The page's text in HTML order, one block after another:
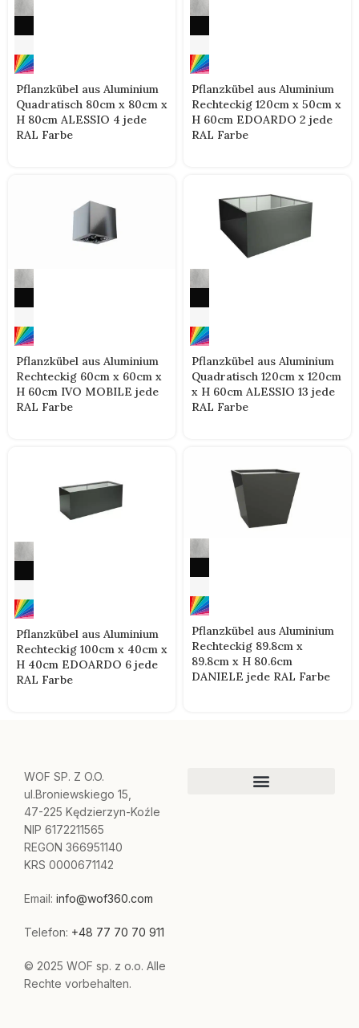
Pflanzkübel aus Aluminium
Quadratisch 80cm x 80cm x
H 80cm ALESSIO 4 jede
RAL Farbe
Pflanzkübel aus Aluminium
Rechteckig 120cm x 50cm x
H 60cm EDOARDO 2 jede
RAL Farbe
Pflanzkübel aus Aluminium
Rechteckig 60cm x 60cm x
H 60cm IVO MOBILE jede
RAL Farbe
Pflanzkübel aus Aluminium
Quadratisch 120cm x 120cm
x H 60cm ALESSIO 13 jede
RAL Farbe
Pflanzkübel aus Aluminium
Rechteckig 100cm x 40cm x
H 40cm EDOARDO 6 jede
RAL Farbe
Pflanzkübel aus Aluminium
Rechteckig 89.8cm x
89.8cm x H 80.6cm
DANIELE jede RAL Farbe
WOF SP. Z O.O.
ul.Broniewskiego 15,
47-225 Kędzierzyn-Koźle
NIP 6172211565
REGON 366951140
KRS 0000671142
Email: info@wof360.com
Telefon: +48 77 70 70 911
© 2025 WOF sp. z o.o. Alle
Rechte vorbehalten.